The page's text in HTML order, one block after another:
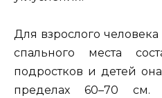
Для взрослого
спального места
подростков и детей
пределах 60–70 см.